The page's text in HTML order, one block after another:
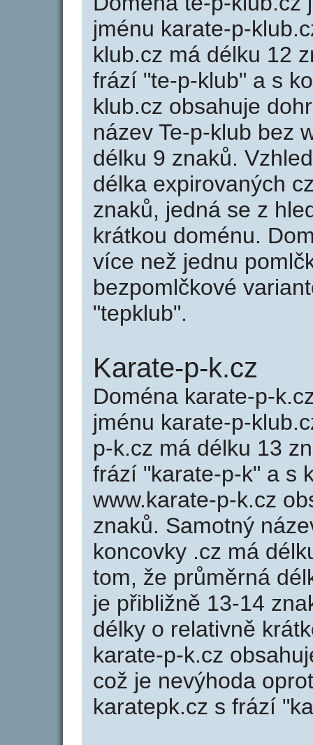
jménu karate-p-
klub.cz má délku 12
frází "te-p-klub" a s
klub.cz obsahuje
název Te-p-klub bez
délku 9 znaků.
délka expirovaných
znaků, jedná se z
krátkou doménu.
více než jednu
bezpomlčkové
"tepklub".
Karate-p-k.cz
Doména karate-p-
jménu karate-p-
p-k.cz má délku 13
frází "karate-p-k" a s
www.karate-p-k.cz
znaků. Samotný
koncovky .cz má
tom, že průměrná
je přibližně 13-14
délky o relativně
karate-p-k.cz
což je nevýhoda
karatepk.cz s frází